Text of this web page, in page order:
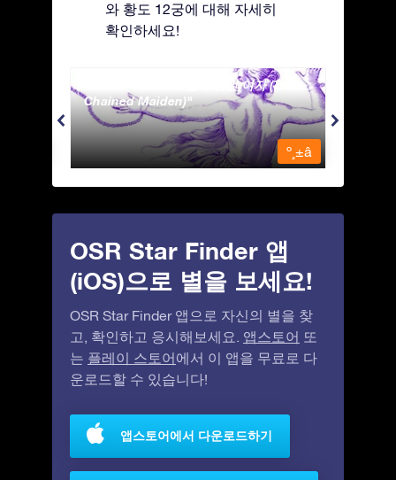
와 황도 12궁에 대해 자세히
확인하세요!
Andromeda - 사슬에 묶인 여자 (The
Chained Maiden)
º¸±â
OSR Star Finder 앱
(iOS)으로 별을 보세요!
OSR Star Finder 앱으로 자신의 별을 찾
고, 확인하고 응시해보세요. 앱스토어 또
는 플레이 스토어에서 이 앱을 무료로 다
운로드할 수 있습니다!
앱스토어에서 다운로드하기